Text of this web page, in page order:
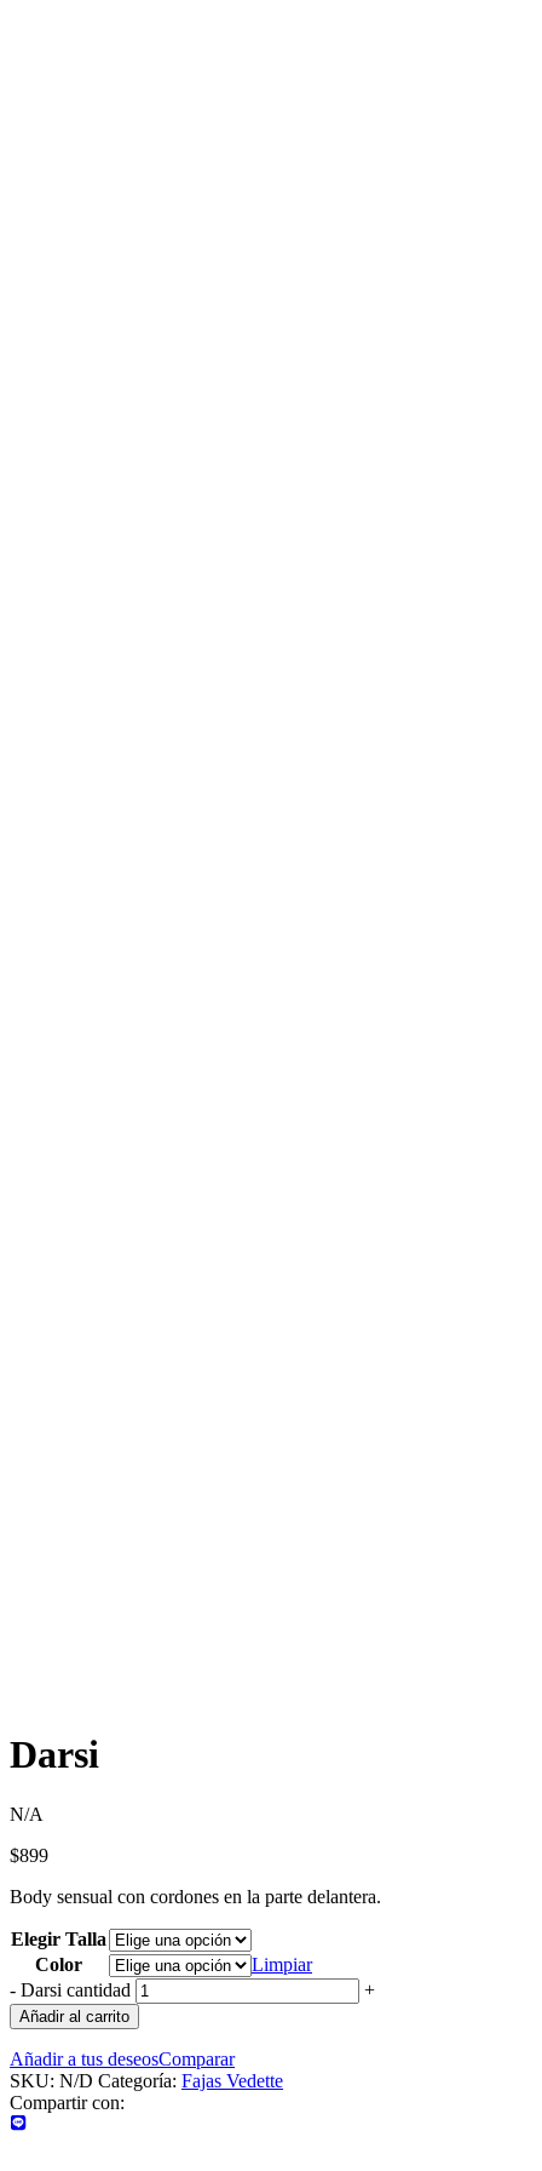
Darsi
N/A
$899
Body sensual con cordones en la parte delantera.
Elegir Talla
Color
Limpiar
- Darsi cantidad +
Añadir al carrito
Añadir a tus deseosComparar
SKU: N/D Categoría: Fajas Vedette
Compartir con: